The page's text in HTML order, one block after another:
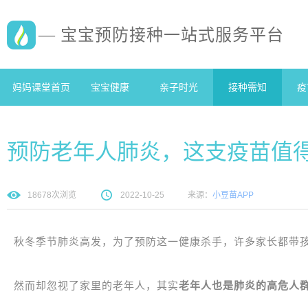
— 宝宝预防接种一站式服务平台
妈妈课堂首页 宝宝健康 亲子时光 接种需知
预防老年人肺炎，这支疫苗值
18678次浏览 2022-10-25 来源： 小豆苗APP
秋冬季节肺炎高发，为了预防这一健康杀手，许多家长都带
然而却忽视了家里的老年人，其实老年人也是肺炎的高危人